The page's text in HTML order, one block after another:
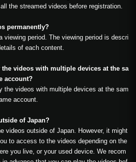
the streamed videos before registration.
permanently?
viewing period. The viewing period is descri
of each content.
the videos with multiple devices at the sa
account?
the videos with multiple devices at the sam
account.
of Japan?
videos outside of Japan. However, it might
to access to the videos depending on the
you live, or your used device. We recom